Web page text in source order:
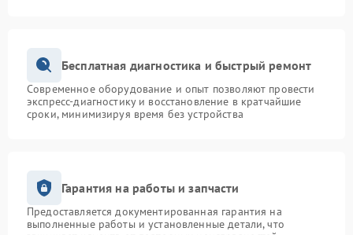
Замена щёток
Замена ТЭН 1200 рублей
Бесплатная диагностика и быстрый ремонт
Современное оборудование и опыт позволяют провести
экспресс-диагностику и восстановление в кратчайшие
сроки, минимизируя время без устройства
Гарантия на работы и запчасти
Предоставляется документированная гарантия на
выполненные работы и установленные детали, что